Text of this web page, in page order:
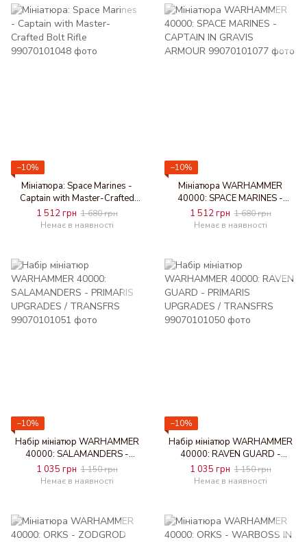
−10%
Мініатюра: Space Marines -
Captain with Master-Crafted
Bolt Rifle
1 512 грн 1 680 грн
Немає в наявності
−10%
Мініатюра WARHAMMER
40000: SPACE MARINES -
CAPTAIN IN GRAVIS ARMOUR
1 512 грн 1 680 грн
Немає в наявності
−10%
Набір мініатюр WARHAMMER
40000: SALAMANDERS -
PRIMARIS UPGRADES /
TRANSFRS
1 035 грн 1 150 грн
Немає в наявності
−10%
Набір мініатюр WARHAMMER
40000: RAVEN GUARD -
PRIMARIS UPGRADES /
TRANSFRS
1 035 грн 1 150 грн
Немає в наявності